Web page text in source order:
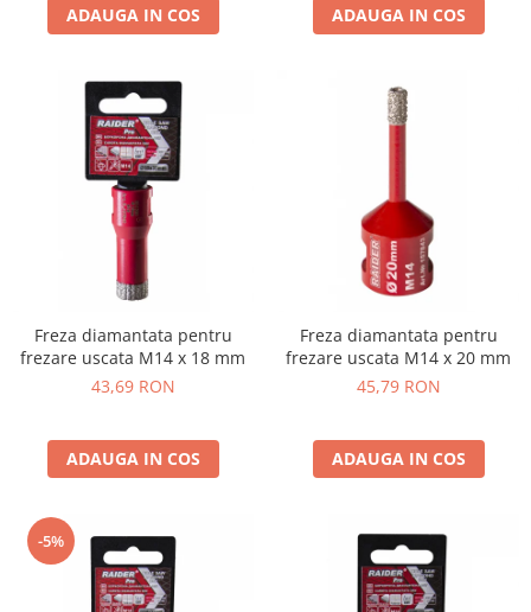
Aparat pentru legat plante cu
Mandrina
Masini pneumatice si hidraulice
Burghie pneumatice
Chei de impact pneumatice
Polizoare unghiulare pneumatice
Polizoare drepte
Antrenoare cu crichet pneumatice
Polizoare pneumatice
Ciocane pneumatice cu dalta
Capsator pneumatic
Freze pneumatice
Slefuitoare orbitale pneumatice
Compresoare
Accesorii si consumabile scule
pneumatice
Cricuri pneumatice
Prese Hidraulice
ADAUGA IN COS ADAUGA IN COS
Freza diamantata pentru
frezare uscata M14 x 18 mm
43,69 RON
ADAUGA IN COS
Freza diamantata pentru
frezare uscata M14 x 20 mm
45,79 RON
ADAUGA IN COS
-5%